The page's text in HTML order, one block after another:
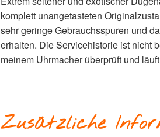
komplett unangetasteten
sehr geringe Gebrauchsspuren und
erhalten. Die Servicehistorie ist nicht
meinem Uhrmacher überprüft und
Zusätzliche